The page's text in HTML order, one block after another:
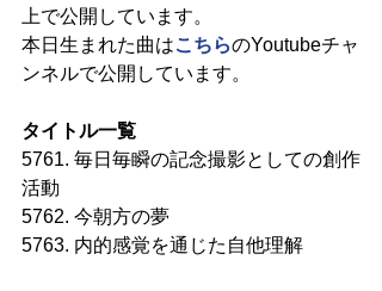
上で公開しています。
本日生まれた曲はこちらのYoutubeチャ
ンネルで公開しています。
タイトル一覧
5761. 毎日毎瞬の記念撮影としての創作
活動
5762. 今朝方の夢
5763. 内的感覚を通じた自他理解